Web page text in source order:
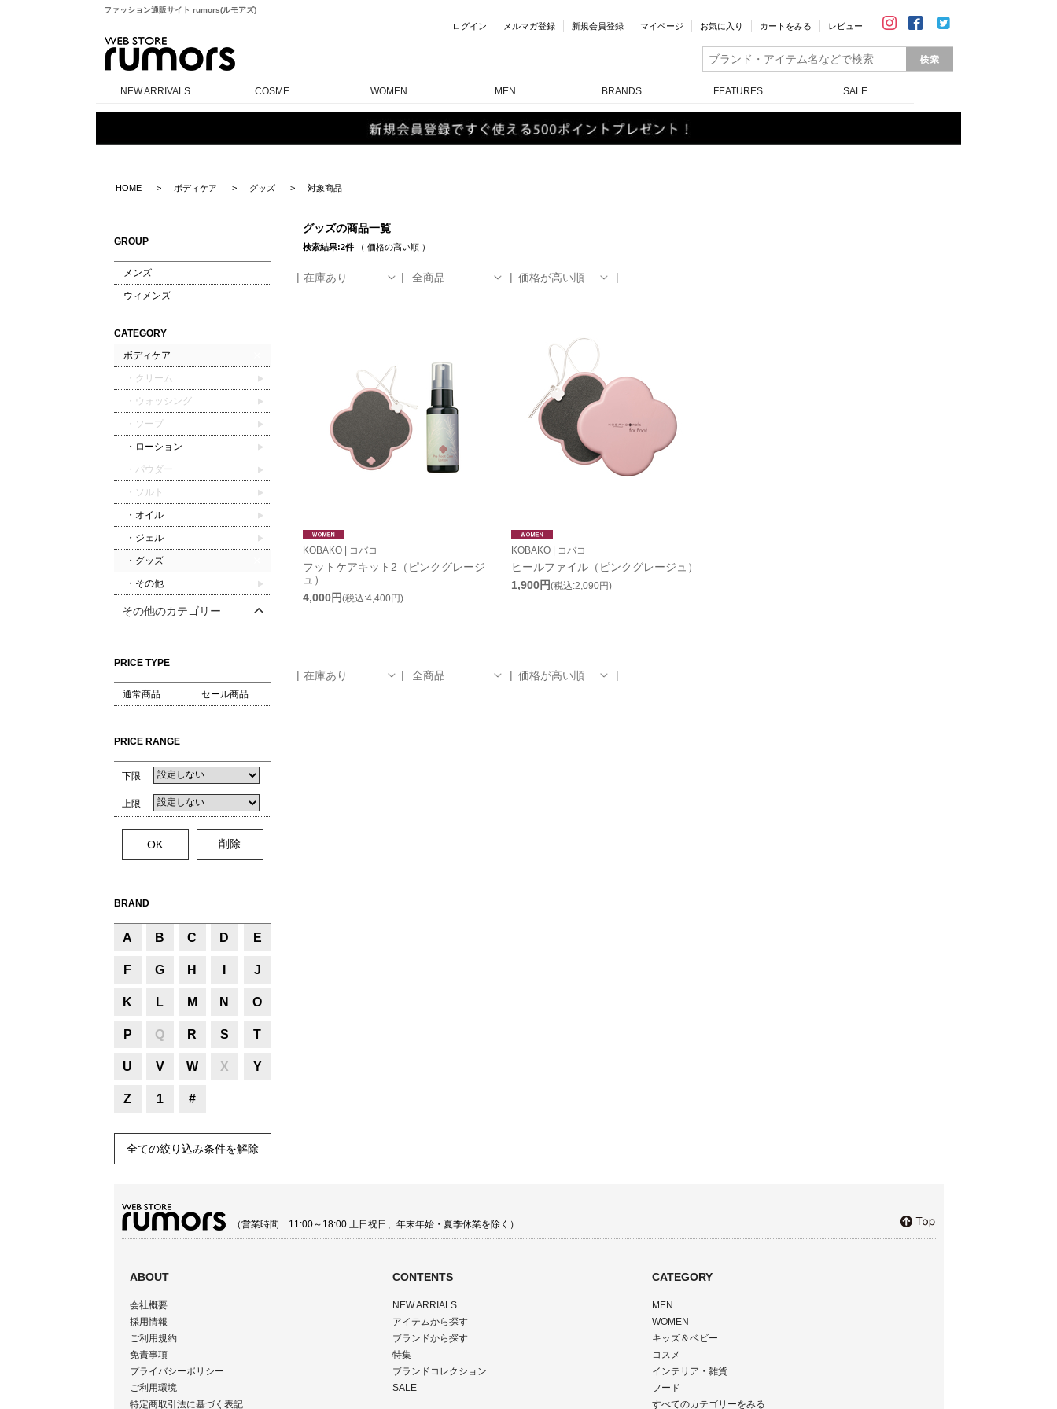
ファッション通販サイト rumors(ルモアズ)
ログイン メルマガ登録 新規会員登録 マイページ お気に入り カートをみる レビュー
NEW ARRIVALS COSME WOMEN MEN BRANDS FEATURES SALE
HOME ボディケア グッズ 対象商品
GROUP
メンズ
ウィメンズ
CATEGORY
ボディケア
・クリーム
・ウォッシング
・ソープ
・ローション
・パウダー
・ソルト
・オイル
・ジェル
・グッズ
・その他
その他のカテゴリー
PRICE TYPE
通常商品 セール商品
PRICE RANGE
下限
上限
BRAND
A B C D E
F G H J
K L M N O
P Q R S T
U V W X Y
Z 1 #
全ての絞り込み条件を解除
グッズの商品一覧
検索結果:2件（ 価格の高い順）
在庫あり 全商品 価格が高い順
KOBAKO | コバコ
フットケアキット2（ピンクグレージ
ュ）
4,000円(税込:4,400円)
KOBAKO | コバコ
ヒールファイル（ピンクグレージュ）
1,900円(税込:2,090円)
在庫あり 全商品 価格が高い順
（営業時間 11:00～18:00 土日祝日、年末年始・夏季休業を除く）
ABOUT
会社概要
採用情報
ご利用規約
免責事項
プライバシーポリシー
ご利用環境
特定商取引法に基づく表記
CONTENTS
NEW ARRIALS
アイテムから探す
ブランドから探す
特集
ブランドコレクション
SALE
CATEGORY
MEN
WOMEN
キッズ＆ベビー
コスメ
インテリア・雑貨
フード
すべてのカテゴリーをみる